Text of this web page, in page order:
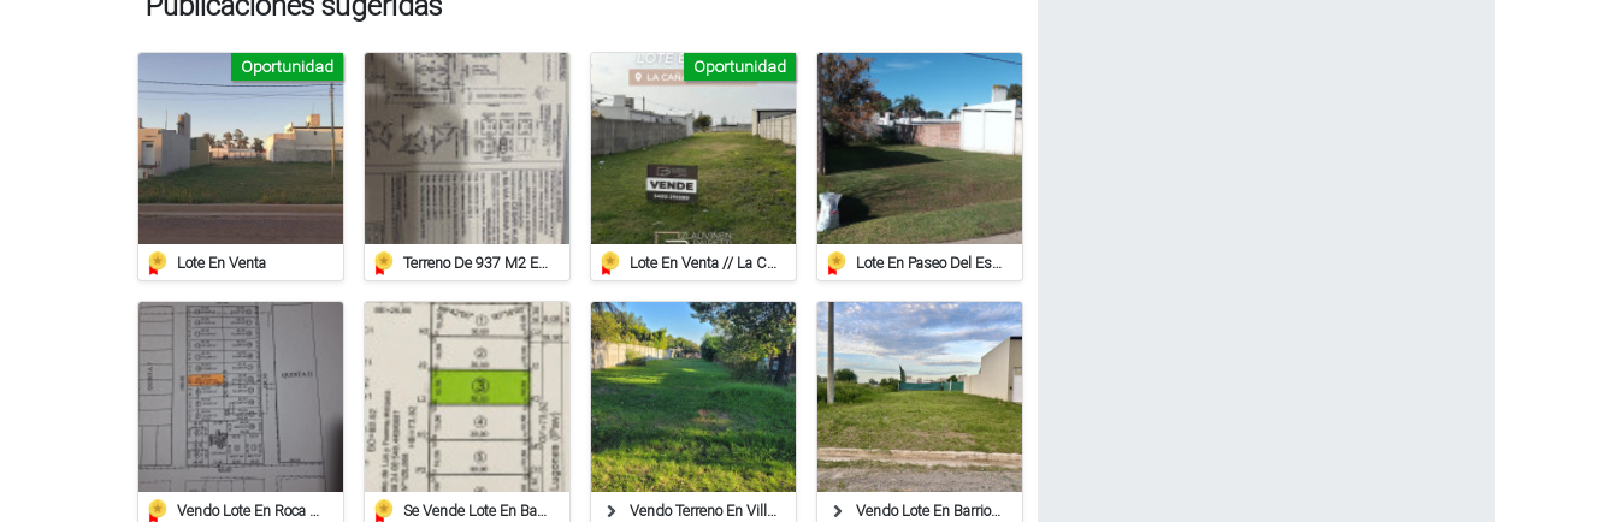
Lote En Venta
Oportunidad
Terreno De 937 M2 En Roca Lote En Venta // La Cañada
Oportunidad
Lote En Paseo Del Este, Entorno Residencial.
Vendo Lote En Roca De 612 Mts/2º Se Vende Lote En Barrio Belgrano Vendo Terreno En Villa Ocampo! Vendo Lote En Barrio Los Arces